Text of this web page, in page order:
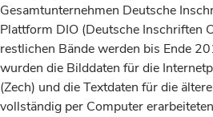
Gesamtunternehmen Deutsche
Plattform DIO (Deutsche Inschriften
restlichen Bände werden bis Ende
wurden die Bilddaten für die
(Zech) und die Textdaten für die
vollständig per Computer